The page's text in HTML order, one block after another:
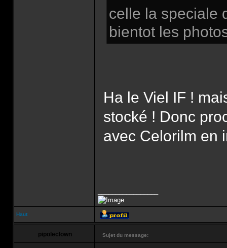
celle la speciale
bientot les
Ha le Viel IF !
stocké ! Donc
avec Celorilm en
Haut
pipoleclown Sujet du message: